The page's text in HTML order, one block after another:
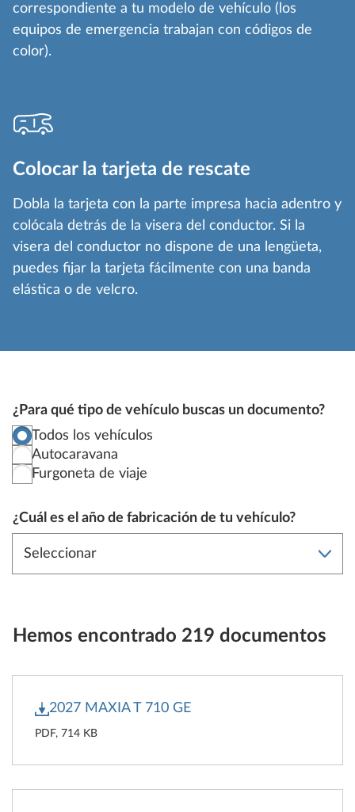
correspondiente a tu modelo de vehículo (los
equipos de emergencia trabajan con códigos de
color).
Colocar la tarjeta de rescate
Dobla la tarjeta con la parte impresa hacia adentro y
colócala detrás de la visera del conductor. Si la
visera del conductor no dispone de una lengüeta,
puedes fijar la tarjeta fácilmente con una banda
elástica o de velcro.
¿Para qué tipo de vehículo buscas un documento?
Todos los vehículos
Autocaravana
Furgoneta de viaje
¿Cuál es el año de fabricación de tu vehículo?
Hemos encontrado 219 documentos
2027 MAXIA T 710 GE
PDF, 714 KB